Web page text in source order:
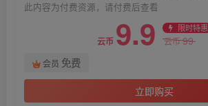
此内容为付费资源，请付费后查看
云币 9.9 限时特惠
云币99
会员 免费
立即购买